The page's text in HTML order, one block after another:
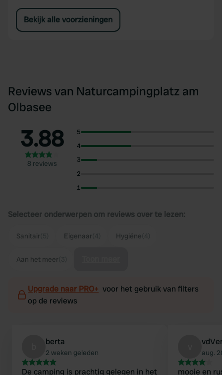
Bekijk alle voorzieningen
Reviews van Naturcampingplatz am
Olbasee
3.88
8 reviews
5
4
3
2
1
Selecteer onderwerpen om reviews over te lezen:
Sanitair Eigenaar Hygiëne
Aan het meer
Upgrade naar PRO+ voor het gebruik van filters
op de reviews
berta
2 weken geleden
De camping is prachtig gelegen in het
aug.
mooie en